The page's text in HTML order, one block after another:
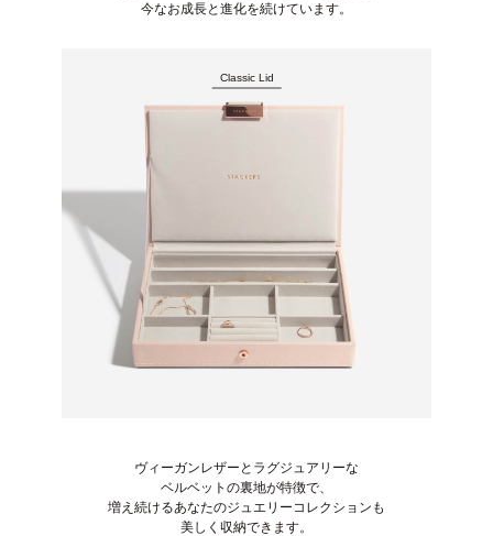
今なお成長と進化を続けています。
Classic Lid
ヴィーガンレザーとラグジュアリーな
ベルベットの裏地が特徴で、
増え続けるあなたのジュエリーコレクションも
美しく収納できます。